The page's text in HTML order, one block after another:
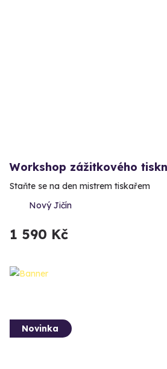
Workshop zážitkového
Staňte se na den mistrem tiskařem
Nový Jičín
1 590 Kč
Novinka